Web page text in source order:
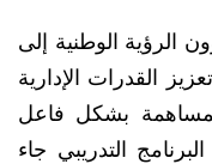
الرؤية الوطنية إلى
القدرات الإدارية
بشكل فاعل
التدريبي جاء